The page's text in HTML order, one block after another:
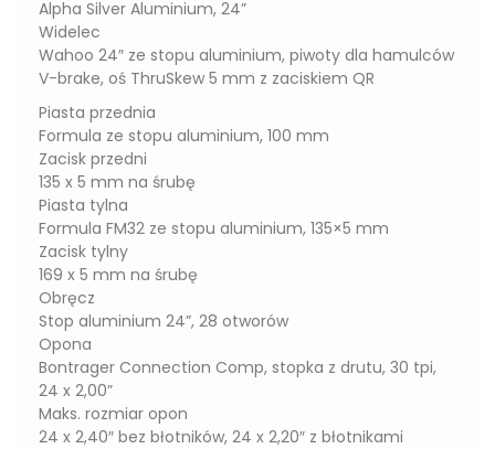
Alpha Silver Aluminium, 24”
Widelec
Wahoo 24″ ze stopu aluminium, piwoty dla hamulców
V-brake, oś ThruSkew 5 mm z zaciskiem QR
Piasta przednia
Formula ze stopu aluminium, 100 mm
Zacisk przedni
135 x 5 mm na śrubę
Piasta tylna
Formula FM32 ze stopu aluminium, 135×5 mm
Zacisk tylny
169 x 5 mm na śrubę
Obręcz
Stop aluminium 24”, 28 otworów
Opona
Bontrager Connection Comp, stopka z drutu, 30 tpi,
24 x 2,00”
Maks. rozmiar opon
24 x 2,40″ bez błotników, 24 x 2,20″ z błotnikami